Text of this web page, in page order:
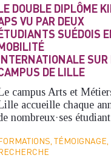
DOUBLE DIPLÔME
VU PAR DEUX
SUÉDOIS
SUR
DE LILLE
campus Arts et
accueille chaque
nombreux·ses étudiant
TÉMOIGNAGE,